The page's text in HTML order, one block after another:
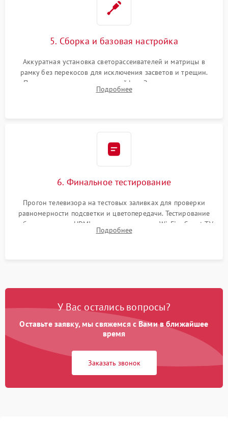
5. Сборка и базовая настройка
Аккуратная установка светорассеивателей и матрицы в
рамку без перекосов для исключения засветов и трещин.
Подключение внутренних шлейфов. Закрытие корпуса.
Сброс настроек и обновление программного обеспечения.
Подробнее
6. Финальное тестирование
Прогон телевизора на тестовых заливках для проверки
равномерности подсветки и цветопередачи. Тестирование
работы разъемов HDMI, динамиков, модуля Wi-Fi и Smart TV
в рабочем режиме в течение нескольких часов.
Подробнее
У Вас остались вопросы?
Оставьте заявку, мы свяжемся с Вами в ближайшее
время
Заказать звонок